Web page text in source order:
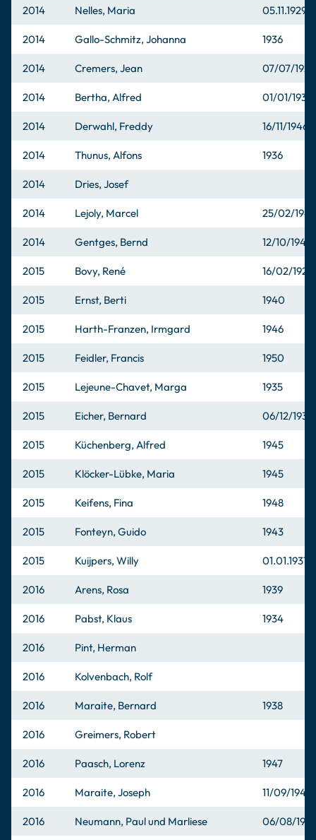
2014 Nelles, Maria 05.11.1929
2014 Gallo-Schmitz, Johanna 1936
2014 Cremers, Jean 07/07/1926
2014 Bertha, Alfred 01/01/1936
2014 Derwahl, Freddy 16/11/1946
2014 Thunus, Alfons 1936
2014 Dries, Josef
2014 Lejoly, Marcel 25/02/1948
2014 Gentges, Bernd 12/10/1943
2015 Bovy, René 16/02/1922
2015 Ernst, Berti 1940
2015 Harth-Franzen, Irmgard 1946
2015 Feidler, Francis 1950
2015 Lejeune-Chavet, Marga 1935
2015 Eicher, Bernard 06/12/1933
2015 Küchenberg, Alfred 1945
2015 Klöcker-Lübke, Maria 1945
2015 Keifens, Fina 1948
2015 Fonteyn, Guido 1943
2015 Kuijpers, Willy 01.01.1937
2016 Arens, Rosa 1939
2016 Pabst, Klaus 1934
2016 Pint, Herman
2016 Kolvenbach, Rolf
2016 Maraite, Bernard 1938
2016 Greimers, Robert
2016 Paasch, Lorenz 1947
2016 Maraite, Joseph 11/09/1949
2016 Neumann, Paul und Marliese 06/08/1936